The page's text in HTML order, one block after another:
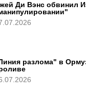
Ди Вэнс обвинил
разлома" в